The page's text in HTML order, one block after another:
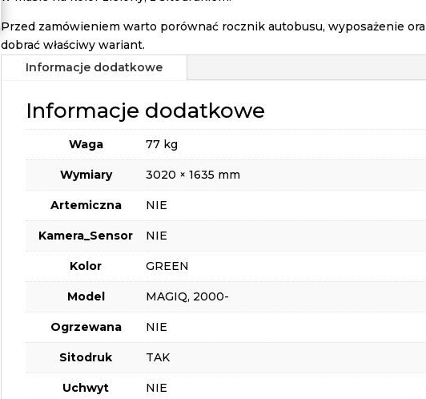
Przed zamówieniem warto porównać rocznik autobusu, wyposażenie
dobrać właściwy wariant.
Informacje dodatkowe
Informacje dodatkowe
Waga 77 kg
Wymiary 3020 × 1635 mm
Artemiczna NIE
Kamera_Sensor NIE
Kolor GREEN
Model MAGIQ, 2000-
Ogrzewana NIE
Sitodruk TAK
Uchwyt NIE